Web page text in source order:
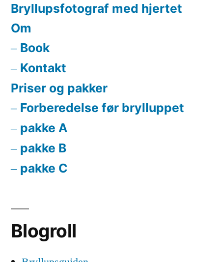
Bryllupsfotograf med hjertet
Om
Book
Kontakt
Priser og pakker
Forberedelse før brylluppet
pakke A
pakke B
pakke C
Blogroll